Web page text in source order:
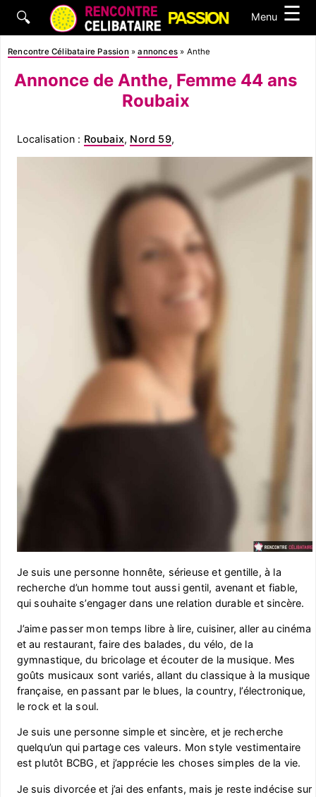
🔍 Menu ☰
Rencontre Célibataire Passion »annonces » Anthe
Annonce de Anthe, Femme 44 ans
Roubaix
Localisation : Roubaix, Nord 59,
Je suis une personne honnête, sérieuse et gentille, à la
recherche d’un homme tout aussi gentil, avenant et fiable,
qui souhaite s’engager dans une relation durable et sincère.
J’aime passer mon temps libre à lire, cuisiner, aller au cinéma
et au restaurant, faire des balades, du vélo, de la
gymnastique, du bricolage et écouter de la musique. Mes
goûts musicaux sont variés, allant du classique à la musique
française, en passant par le blues, la country, l’électronique,
le rock et la soul.
Je suis une personne simple et sincère, et je recherche
quelqu’un qui partage ces valeurs. Mon style vestimentaire
est plutôt BCBG, et j’apprécie les choses simples de la vie.
Je suis divorcée et j’ai des enfants, mais je reste indécise sur